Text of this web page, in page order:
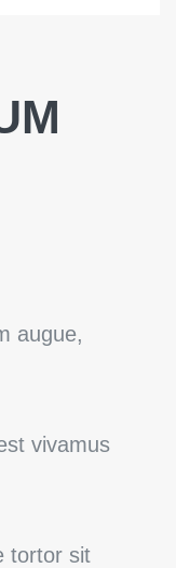
augue,
vivamus
tortor sit